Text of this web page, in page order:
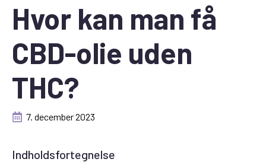
Hvor kan man få
CBD-olie uden
THC?
7. december 2023
Indholdsfortegnelse